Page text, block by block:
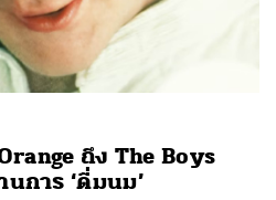
ถึง The Boys
การ ‘ดื่มนม’
LINE EMAIL